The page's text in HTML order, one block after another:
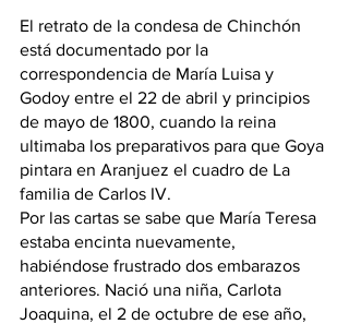
El retrato de la condesa de Chinchón
está documentado por la
correspondencia de María Luisa y
Godoy entre el 22 de abril y principios
de mayo de 1800, cuando la reina
ultimaba los preparativos para que Goya
pintara en Aranjuez el cuadro de La
familia de Carlos IV.
Por las cartas se sabe que María Teresa
estaba encinta nuevamente,
habiéndose frustrado dos embarazos
anteriores. Nació una niña, Carlota
Joaquina, el 2 de octubre de ese año,